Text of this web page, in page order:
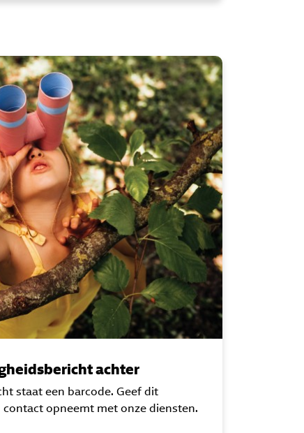
achter
staat een barcode. Geef dit
opneemt met onze diensten.